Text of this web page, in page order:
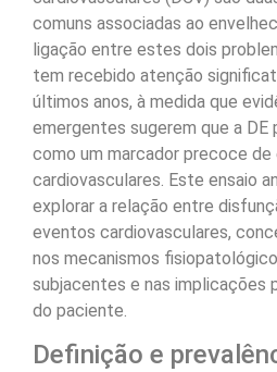
comuns associadas ao
ligação entre estes dois
tem recebido atenção
últimos anos, à medida que
emergentes sugerem que a DE
como um marcador precoce
cardiovasculares. Este ensaio
explorar a relação entre
eventos cardiovasculares,
nos mecanismos
subjacentes e nas implicações
do paciente.
Definição e